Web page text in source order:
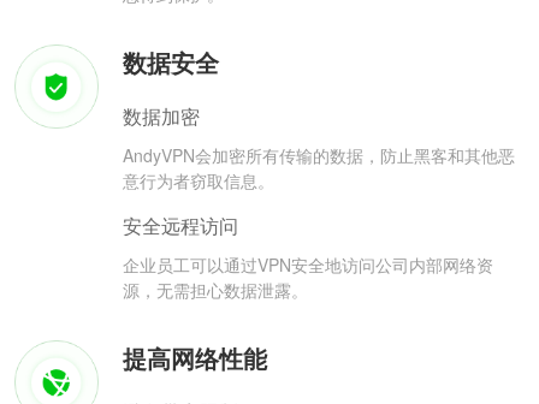
数据安全
数据加密
AndyVPN会加密所有传输的数据，防止黑客和其他恶
意行为者窃取信息。
安全远程访问
企业员工可以通过VPN安全地访问公司内部网络资
源，无需担心数据泄露。
提高网络性能